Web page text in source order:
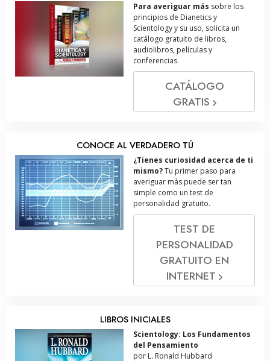
Para averiguar más sobre los
principios de Dianetics y
Scientology y su uso, solicita un
catálogo gratuito de libros,
audiolibros, películas y
conferencias.
CATÁLOGO
GRATIS
CONOCE AL VERDADERO TÚ
¿Tienes curiosidad acerca de ti
mismo?Tu primer paso para
averiguar más puede ser tan
simple como un test de
personalidad gratuito.
TEST DE
PERSONALIDAD
GRATUITO EN
INTERNET
LIBROS INICIALES
Scientology: Los Fundamentos
del Pensamiento
por L. Ronald Hubbard